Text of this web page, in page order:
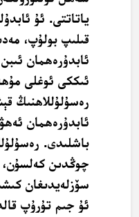
ياتاتتى. ئۇ
قىلىپ بولۇپ،
ئابدۇرەھمان
ئىككى ئوغلى
رەسۇلۇللاھنىڭ
ئابدۇرەھمان
باشلىدى.
چوڭدىن
سۆزلەيدىغان
ئۇ جىم تۇرۇپ